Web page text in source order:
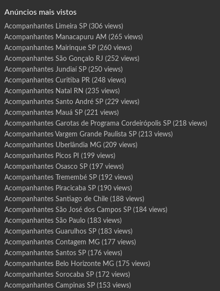
r
m
a
u
r
t
i
n
g
u
e
á
P
Anúncios mais vistos
Acompanhantes Limeira SP(306 views)
Acompanhantes Manacapuru AM (265 views)
Acompanhantes Mairinque SP(260 views)
Acompanhantes São Gonçalo RJ (252 views)
Acompanhantes Jundiaí SP(250 views)
Acompanhantes Curitiba PR(248 views)
Acompanhantes Natal RN (235 views)
Acompanhantes Santo André SP(229 views)
Acompanhantes Mauá SP(221 views)
Acompanhantes Garotas de Programa Cordeirópolis SP(218 views)
Acompanhantes Vargem Grande Paulista SP(213 views)
Acompanhantes Uberlândia MG(209 views)
Acompanhantes Picos PI (199 views)
Acompanhantes Osasco SP(197 views)
Acompanhantes Tremembé SP(192 views)
Acompanhantes Piracicaba SP(190 views)
Acompanhantes Santiago de Chile(188 views)
Acompanhantes São José dos Campos SP(184 views)
Acompanhantes São Paulo(183 views)
Acompanhantes Guarulhos SP(183 views)
Acompanhantes Contagem MG(177 views)
Acompanhantes Santos SP(176 views)
Acompanhantes Belo Horizonte MG(175 views)
Acompanhantes Sorocaba SP(172 views)
Acompanhantes Campinas SP(153 views)